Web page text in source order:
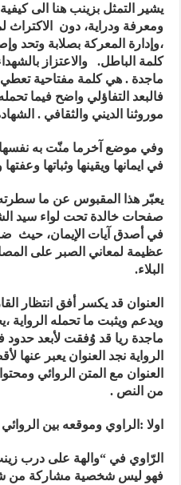
يشير
التمثل بزينب هنا الى
ومعرفة ودراية، دون الاكتراث
،وإدارة المعركة بصلابة وتحد
كلمة الباطل.و الاعتزاز
ماجدة . هي كلمة مفتاحية تعطي
فالبعد التفاؤلي واضح فيما
موروثنا الديني والثقافي .
وفي موضع آخرما منّت به
في ايمانها ويقينها وثباتها
يعبّر هذا المقبوس عن ما
صفحات خالدة تحت لواء سيد
في أصدق آيات الإيمان، حيث
عظيمة لمعاني الصبر على
البلاء.
العنوان قد يكسر أفق انتظار
ويدعم ويثبت ما تحمله الرواية
ماجدة ريا قد وُفقت لأبعد حدود
الرواية نجد العنوان يعبر عنها
العنوان مع المتن الروائي
من النص .
اولا :الراوي وموقعه بين
الرّاوي في “والهة على درب
فهو ليس شخصية مشاركة من